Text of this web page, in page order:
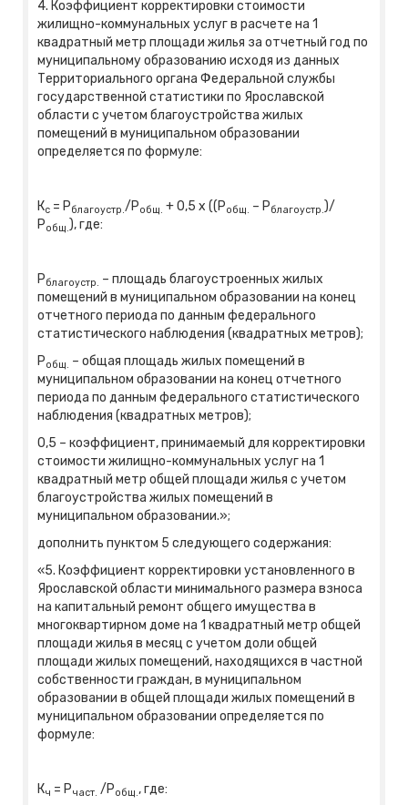
4. Коэффициент корректировки стоимости
жилищно-коммунальных услуг в расчете на 1
квадратный метр площади жилья за отчетный год по
муниципальному образованию исходя из данных
Территориального органа Федеральной службы
государственной статистики по Ярославской
области с учетом благоустройства жилых
помещений в муниципальном образовании
определяется по формуле:
Кс = Рблагоустр./Робщ. + 0,5 х ((Робщ. – Рблагоустр.)/
Робщ.), где:
Рблагоустр. – площадь благоустроенных жилых
помещений в муниципальном образовании на конец
отчетного периода по данным федерального
статистического наблюдения (квадратных метров);
Робщ. – общая площадь жилых помещений в
муниципальном образовании на конец отчетного
периода по данным федерального статистического
наблюдения (квадратных метров);
0,5 – коэффициент, принимаемый для корректировки
стоимости жилищно-коммунальных услуг на 1
квадратный метр общей площади жилья с учетом
благоустройства жилых помещений в
муниципальном образовании.»;
дополнить пунктом 5 следующего содержания:
«5. Коэффициент корректировки установленного в
Ярославской области минимального размера взноса
на капитальный ремонт общего имущества в
многоквартирном доме на 1 квадратный метр общей
площади жилья в месяц с учетом доли общей
площади жилых помещений, находящихся в частной
собственности граждан, в муниципальном
образовании в общей площади жилых помещений в
муниципальном образовании определяется по
формуле:
Кч = Рчаст. /Робщ., где: